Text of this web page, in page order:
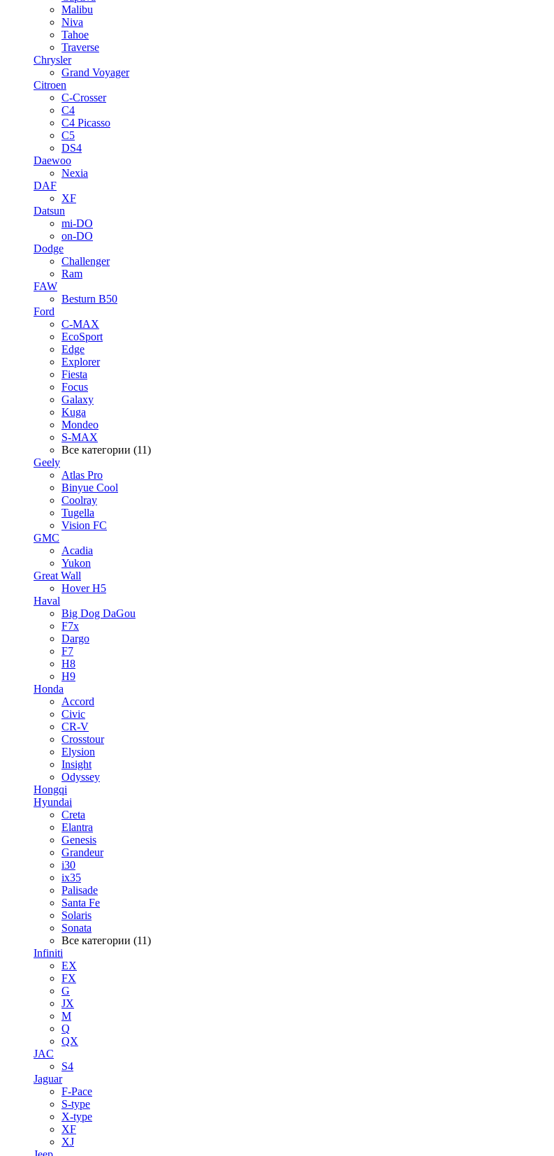
Malibu
Niva
Tahoe
Traverse
Chrysler
Grand Voyager
Citroen
C-Crosser
C4
C4 Picasso
C5
DS4
Daewoo
Nexia
DAF
XF
Datsun
mi-DO
on-DO
Dodge
Challenger
Ram
FAW
Besturn B50
Ford
C-MAX
EcoSport
Edge
Explorer
Fiesta
Focus
Galaxy
Kuga
Mondeo
S-MAX
Все категории (11)
Geely
Atlas Pro
Binyue Cool
Coolray
Tugella
Vision FC
GMC
Acadia
Yukon
Great Wall
Hover H5
Haval
Big Dog DaGou
F7x
Dargo
F7
H8
H9
Honda
Accord
Civic
CR-V
Crosstour
Elysion
Insight
Odyssey
Hongqi
Hyundai
Creta
Elantra
Genesis
Grandeur
i30
ix35
Palisade
Santa Fe
Solaris
Sonata
Все категории (11)
Infiniti
EX
FX
G
JX
M
Q
QX
JAC
S4
Jaguar
F-Pace
S-type
X-type
XF
XJ